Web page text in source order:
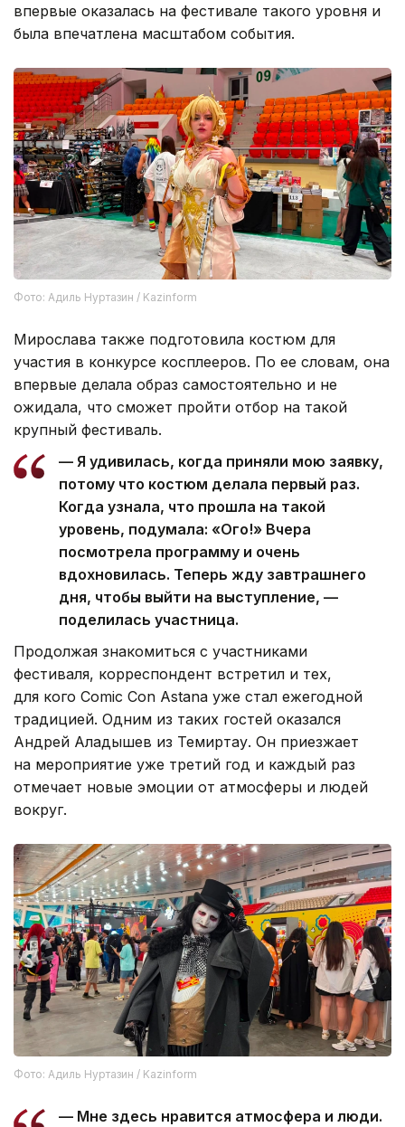
впервые оказалась на фестивале такого уровня и
была впечатлена масштабом события.
Фото: Адиль Нуртазин / Kazinform
Мирослава также подготовила костюм для
участия в конкурсе косплееров. По ее словам, она
впервые делала образ самостоятельно и не
ожидала, что сможет пройти отбор на такой
крупный фестиваль.
— Я удивилась, когда приняли мою заявку,
потому что костюм делала первый раз.
Когда узнала, что прошла на такой
уровень, подумала: «Ого!» Вчера
посмотрела программу и очень
вдохновилась. Теперь жду завтрашнего
дня, чтобы выйти на выступление, —
поделилась участница.
Продолжая знакомиться с участниками
фестиваля, корреспондент встретил и тех,
для кого Comic Con Astana уже стал ежегодной
традицией. Одним из таких гостей оказался
Андрей Аладышев из Темиртау. Он приезжает
на мероприятие уже третий год и каждый раз
отмечает новые эмоции от атмосферы и людей
вокруг.
Фото: Адиль Нуртазин / Kazinform
— Мне здесь нравится атмосфера и люди.